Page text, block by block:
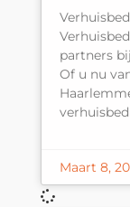
partners
Of u nu
Maart 8,